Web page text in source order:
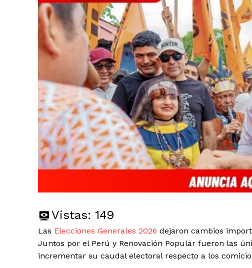
Vistas: 149
Las Elecciones Generales 2026 dejaron cambios
Juntos por el Perú y Renovación Popular fueron las
incrementar su caudal electoral respecto a los